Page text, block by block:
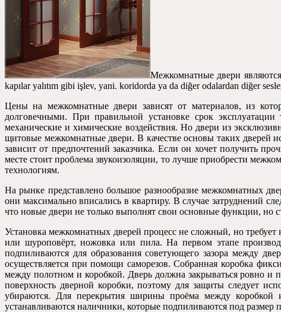
Межкомнатные двери
kapılar yalıtım gibi işlev, yani. koridorda ya da diğer odalardan diğer
Цены на межкомнатные двери зависят от материалов,из
долговечными. При правильной установке срок
механические и химические воздействия. Но двери из
щитовые межкомнатные двери.В качестве основы таких дверей
зависит от предпочтений заказчика. Если он хочет получить
месте стоит проблема звукоизоляции, то лучше приобрести
технологиям.
На рынке представлено большое разнообразие межкомнатных
они максимально вписались в квартиру. В случае затруднений
что новые двери не только выполнят свои основные функции, но
Установка межкомнатных дверей процесс не сложный, но требует
или шуроповёрт,ножовка или пила.На первом этапе
подпиливаются для образования советующего зазора между
осуществляется при помощи саморезов.Собранная коробка
между полотном и коробкой. Дверь должна закрываться ровно и
поверхность дверной коробки,поэтому для защиты следует
убираются. Для перекрытия ширины проёма между коробкой
устанавливаются наличники, которые подпиливаются под